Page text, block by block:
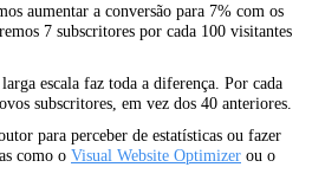
aumentar a conversão para 7% com os
7 subscritores por cada 100 visitantes
escala faz toda a diferença. Por cada
subscritores, em vez dos 40 anteriores.
para perceber de estatísticas ou fazer
como o Visual Website Optimizer ou o